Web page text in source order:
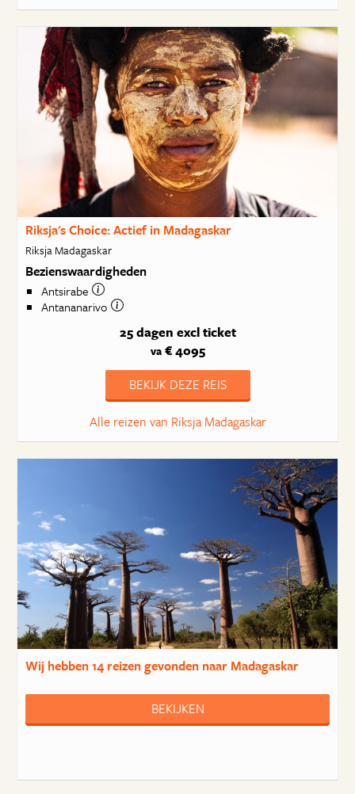
Riksja's Choice: Actief in Madagaskar
Riksja Madagaskar
Bezienswaardigheden
Antsirabe
Antananarivo
25 dagen excl ticket
va€ 4095
BEKIJK DEZE REIS
Alle reizen van Riksja Madagaskar
Wij hebben14 reizengevonden naar Madagaskar
BEKIJKEN